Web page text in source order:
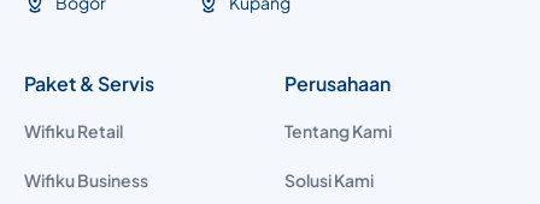
Paket & Servis
Wifiku Retail
Wifiku Business
Perusahaan
Tentang Kami
Solusi Kami